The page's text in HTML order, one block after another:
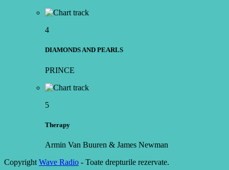
4
DIAMONDS AND PEARLS
PRINCE
5
Therapy
Armin Van Buuren & James Newman
Copyright Wave Radio - Toate drepturile rezervate.